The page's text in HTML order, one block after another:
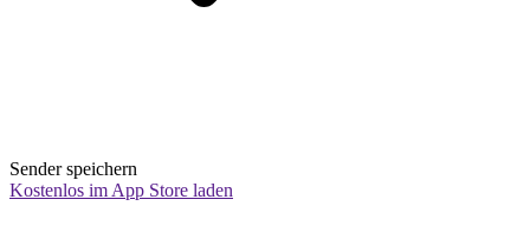
Sender speichern
Kostenlos im App Store laden